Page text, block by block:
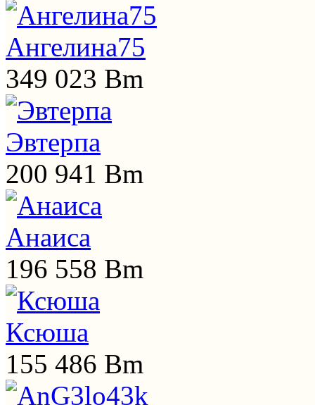
Ангелина75
349 023 Bm
Эвтерпа
200 941 Bm
Анаиса
196 558 Bm
Ксюша
155 486 Bm